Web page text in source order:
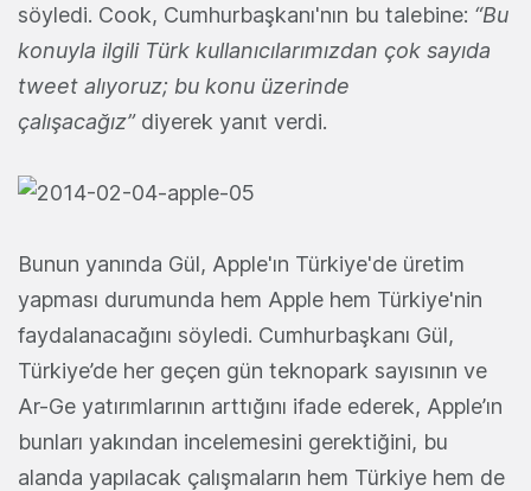
söyledi. Cook, Cumhurbaşkanı'nın bu talebine: “Bu
konuyla ilgili Türk kullanıcılarımızdan çok sayıda
tweet alıyoruz; bu konu üzerinde
çalışacağız”diyerek yanıt verdi.
Bunun yanında Gül, Apple'ın Türkiye'de üretim
yapması durumunda hem Apple hem Türkiye'nin
faydalanacağını söyledi. Cumhurbaşkanı Gül,
Türkiye’de her geçen gün teknopark sayısının ve
Ar-Ge yatırımlarının arttığını ifade ederek, Apple’ın
bunları yakından incelemesini gerektiğini, bu
alanda yapılacak çalışmaların hem Türkiye hem de